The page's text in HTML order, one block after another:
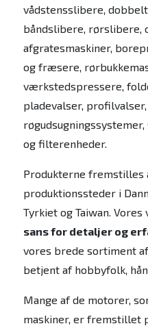
vådstensslibere,
båndslibere, rørslibere,
afgratesmaskiner,
og fræsere,
værkstedspressere,
pladevalser, profilvalser,
og filterenheder.
Produkterne fremstilles
produktionssteder i
Tyrkiet og Taiwan.
sans for detaljer og
vores brede sortiment
betjent af hobbyfolk,
Mange af de motorer,
maskiner, er fremstillet